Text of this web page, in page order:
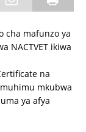
cha mafunzo ya
NACTVET ikiwa
na
mkubwa
ya afya